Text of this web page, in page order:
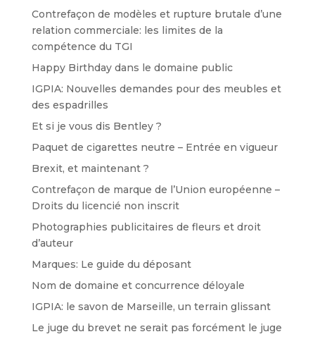
Contrefaçon de modèles et rupture brutale d’une
relation commerciale: les limites de la
compétence du TGI
Happy Birthday dans le domaine public
IGPIA: Nouvelles demandes pour des meubles et
des espadrilles
Et si je vous dis Bentley ?
Paquet de cigarettes neutre – Entrée en vigueur
Brexit, et maintenant ?
Contrefaçon de marque de l’Union européenne –
Droits du licencié non inscrit
Photographies publicitaires de fleurs et droit
d’auteur
Marques: Le guide du déposant
Nom de domaine et concurrence déloyale
IGPIA: le savon de Marseille, un terrain glissant
Le juge du brevet ne serait pas forcément le juge